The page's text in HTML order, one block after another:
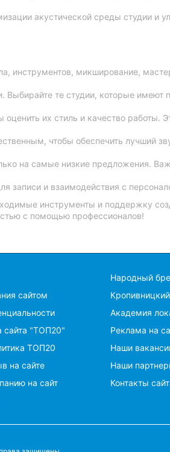
акустической среды студии и
инструментов, микширование,
Выбирайте те студии, которые
их стиль и качество работы.
чтобы обеспечить лучший
на самые низкие предложения.
записи и взаимодействия с
инструменты и поддержку
с помощью профессионалов!
сайтом
сайта "ТОП20"
ТОП20
на сайте
на сайт
Народный
Академия
Реклама на
Наши
Наши
Контакты